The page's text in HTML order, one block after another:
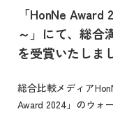
「HonNe
～」にて、総合
を受賞いたしま
総合比較メディア
Award 2024」のウォ